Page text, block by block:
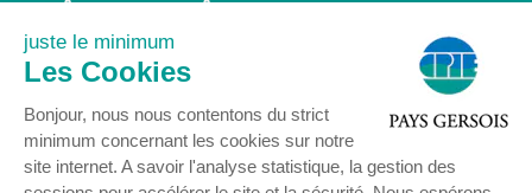
Agenda
Nous rejoindre
Mentions légales
juste le minimum
Les Cookies
Bonjour, nous nous contentons du strict
minimum concernant les cookies sur notre
site internet. A savoir l'analyse statistique, la gestion des